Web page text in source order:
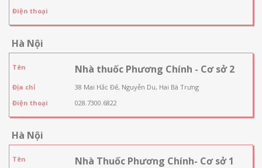
Điện thoại
Hà Nội
Tên Nhà thuốc Phương Chính - Cơ sở 2
Địa chỉ
38 Mai Hắc Đế, Nguyễn Du, Hai Bà Trưng
Điện thoại
028.7300.6822
Hà Nội
Tên Nhà Thuốc Phương Chính- Cơ sở 1